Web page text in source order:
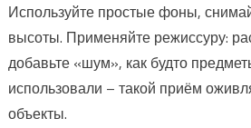
Используйте простые фоны,
высоты. Применяйте режиссуру:
добавьте «шум», как будто
использовали – такой приём
объекты.